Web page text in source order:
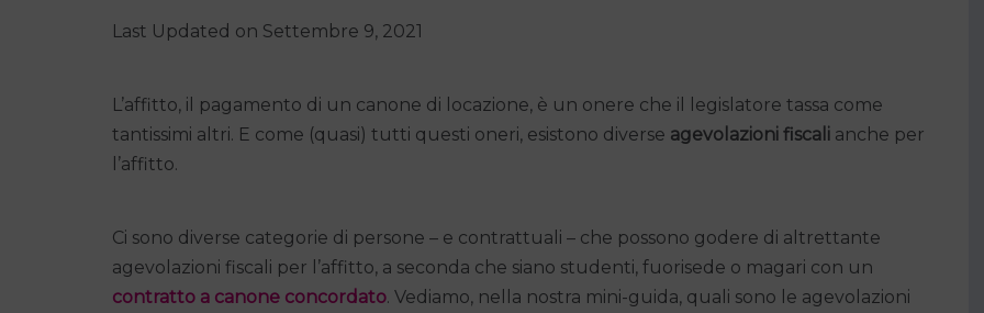
Last Updated on Settembre 9, 2021
L’affitto, il pagamento di un canone di locazione, è un onere che il legislatore tassa come
tantissimi altri. E come (quasi) tutti questi oneri, esistono diverse agevolazioni fiscali anche per
l’affitto.
Ci sono diverse categorie di persone – e contrattuali – che possono godere di altrettante
agevolazioni fiscali per l’affitto, a seconda che siano studenti, fuorisede o magari con un
contratto a canone concordato. Vediamo, nella nostra mini-guida, quali sono le agevolazioni